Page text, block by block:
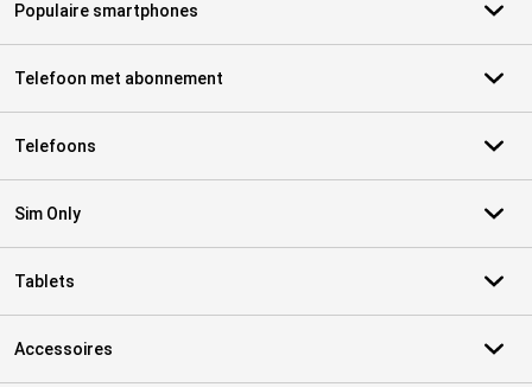
Populaire smartphones
Telefoon met abonnement
Telefoons
Sim Only
Tablets
Accessoires